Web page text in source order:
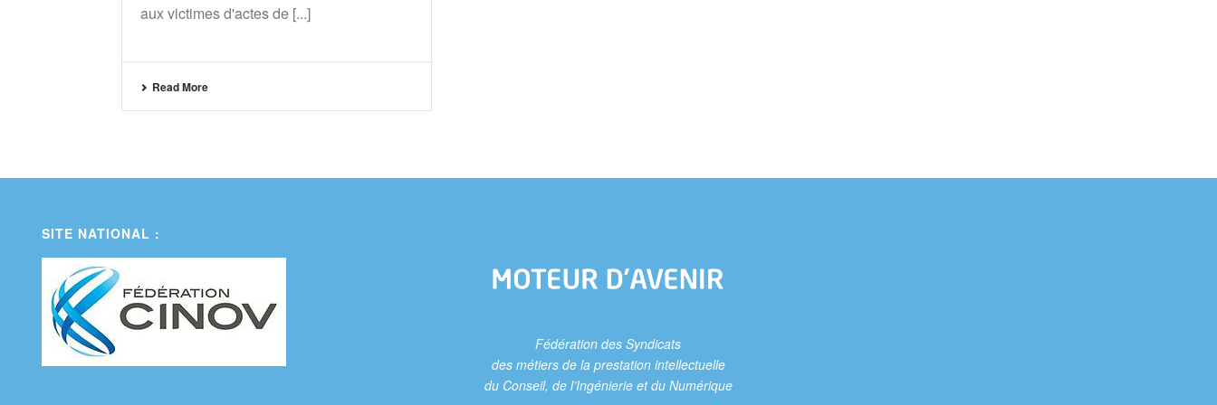
aux victimes d'actes de [...]
Read More
SITE NATIONAL :
Fédération des Syndicats
des métiers de la prestation intellectuelle
du Conseil, de l’Ingénierie et du Numérique